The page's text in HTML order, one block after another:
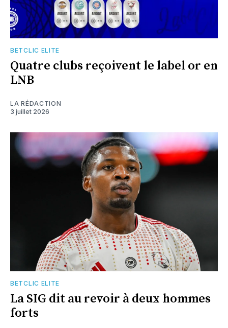
BETCLIC ELITE
Quatre clubs reçoivent le label or en
LNB
LA RÉDACTION
3 juillet 2026
BETCLIC ELITE
La SIG dit au revoir à deux hommes
forts